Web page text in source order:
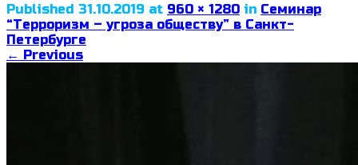
Published 31.10.2019 at 960 × 1280 in Семинар
“Терроризм – угроза обществу” в Санкт-
Петербурге
← Previous